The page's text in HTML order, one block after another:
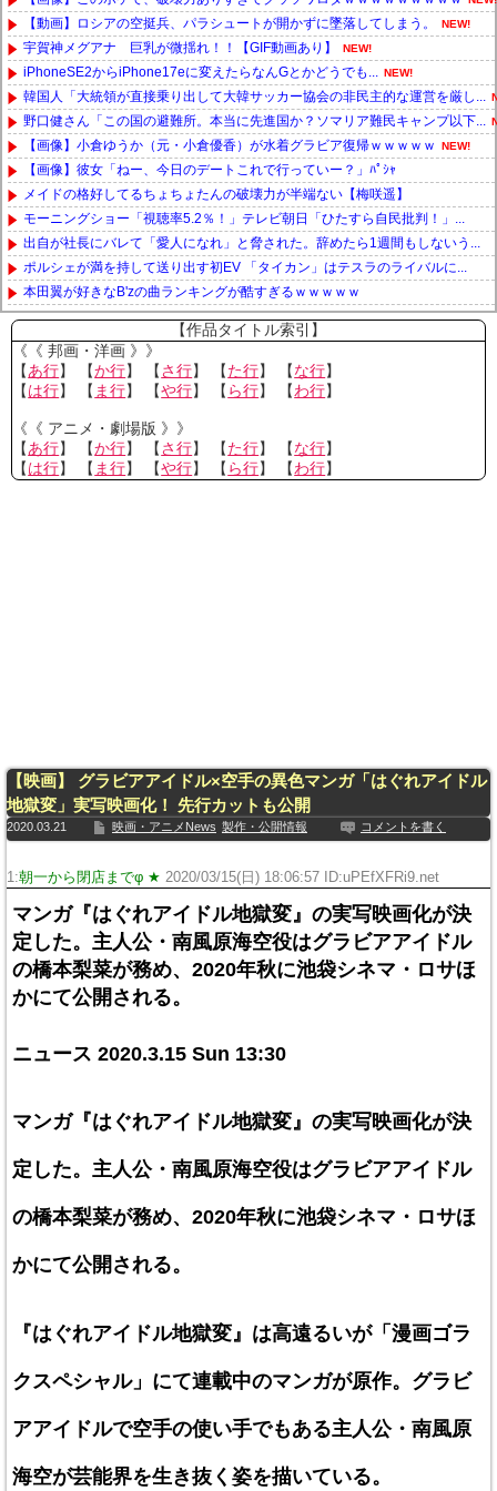
【動画】ロシアの空挺兵、パラシュートが開かずに墜落してしまう。 NEW!
宇賀神メグアナ 巨乳が微揺れ！！【GIF動画あり】 NEW!
iPhoneSE2からiPhone17eに変えたらなんGとかどうでも... NEW!
韓国人「大統領が直接乗り出して大韓サッカー協会の非民主的な運営を厳し...
野口健さん「この国の避難所。本当に先進国か？ソマリア難民キャンプ以下...
【画像】小倉ゆうか（元・小倉優香）が水着グラビア復帰ｗｗｗｗｗ NEW!
【画像】彼女「ねー、今日のデートこれで行っていー？」ﾊﾟｼｬ
メイドの格好してるちょちょたんの破壊力が半端ない【梅咲遥】
モーニングショー「視聴率5.2％！」テレビ朝日「ひたすら自民批判！」...
出自が社長にバレて「愛人になれ」と脅された。辞めたら1週間もしないう...
ポルシェが満を持して送り出す初EV 「タイカン」はテスラのライバルに...
本田翼が好きなB'zの曲ランキングが酷すぎるｗｗｗｗｗ
Powered by livedoor 相互RSS
【作品タイトル索引】
《《 邦画・洋画 》》
【あ行】 【か行】 【さ行】 【た行】 【な行】
【は行】 【 ま行】 【や行】 【 ら行】 【わ行】
《《 アニメ・劇場版 》》
【あ行】 【か行】 【さ行】 【た行】 【な行】
【は行】 【 ま行】 【や行】 【 ら行】 【わ行】
【映画】 グラビアアイドル×空手の異色マンガ「はぐれアイドル
地獄変」実写映画化！ 先行カットも公開
2020.03.21 映画・アニメNews 製作・公開情報 コメントを書く
1:朝一から閉店までφ ★ 2020/03/15(日) 18:06:57 ID:uPEfXFRi9.net
マンガ『はぐれアイドル地獄変』の実写映画化が決
定した。主人公・南風原海空役はグラビアアイドル
の橋本梨菜が務め、2020年秋に池袋シネマ・ロサほ
かにて公開される。
ニュース 2020.3.15 Sun 13:30
マンガ『はぐれアイドル地獄変』の実写映画化が決
定した。主人公・南風原海空役はグラビアアイドル
の橋本梨菜が務め、2020年秋に池袋シネマ・ロサほ
かにて公開される。
『はぐれアイドル地獄変』は高遠るいが「漫画ゴラ
クスペシャル」にて連載中のマンガが原作。グラビ
アアイドルで空手の使い手でもある主人公・南風原
海空が芸能界を生き抜く姿を描いている。